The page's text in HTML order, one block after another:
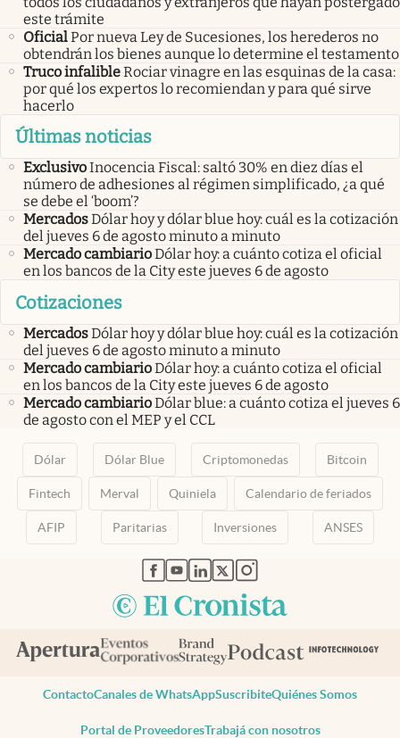
este trámite
OficialPor nueva Ley de Sucesiones, los herederos no
obtendrán los bienes aunque lo determine el testamento
Truco infalibleRociar vinagre en las esquinas de la casa:
por qué los expertos lo recomiendan y para qué sirve
hacerlo
Últimas noticias
ExclusivoInocencia Fiscal: saltó 30% en diez días el
número de adhesiones al régimen simplificado, ¿a qué
se debe el ‘boom’?
MercadosDólar hoy y dólar blue hoy: cuál es la cotización
del jueves 6 de agosto minuto a minuto
Mercado cambiarioDólar hoy: a cuánto cotiza el oficial
en los bancos de la City este jueves 6 de agosto
Cotizaciones
MercadosDólar hoy y dólar blue hoy: cuál es la cotización
del jueves 6 de agosto minuto a minuto
Mercado cambiarioDólar hoy: a cuánto cotiza el oficial
en los bancos de la City este jueves 6 de agosto
Mercado cambiarioDólar blue: a cuánto cotiza el jueves 6
de agosto con el MEP y el CCL
Dólar Dólar Blue Criptomonedas Bitcoin
Fintech Merval Quiniela Calendario de feriados
AFIP Paritarias Inversiones ANSES
abre en nueva pestaña
abre en nueva pestaña
abre en nueva pestaña
abre en nueva pestaña
abre en nueva pestaña
ContactoCanales de WhatsAppSuscribiteQuiénes Somos
Portal de ProveedoresTrabajá con nosotros